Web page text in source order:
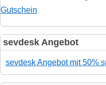
sevdesk Angebot
sevdesk Angebot mit 50%